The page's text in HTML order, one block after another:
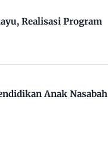
Realisasi Program
Anak Nasabah